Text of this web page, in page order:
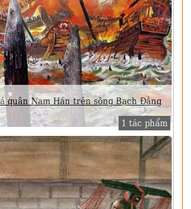
quân Nam Hán trên sông Bạch Đằng
1 tác phẩm